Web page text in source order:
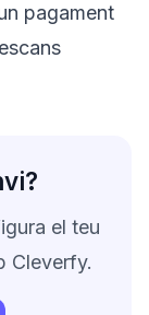
pagament
el teu
Cleverfy.